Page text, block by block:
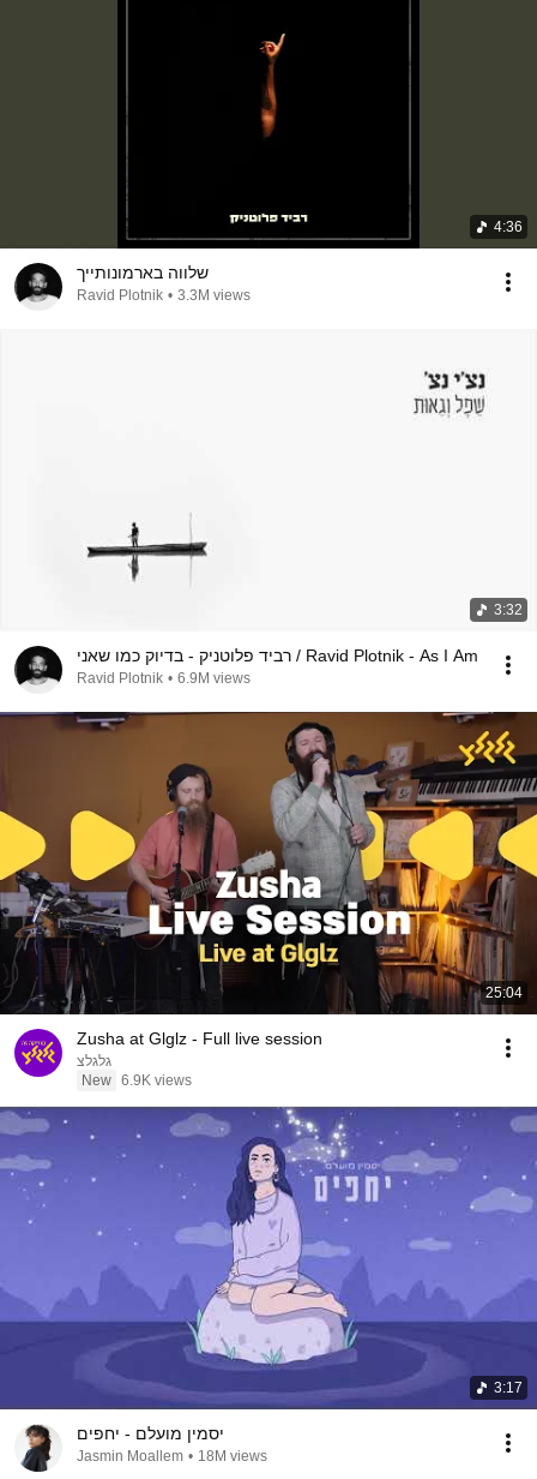
4:36
‏שלווה בארמונותייך
Ravid Plotnik • 3.3M views
3:32
רביד פלוטניק - בדיוק כמו שאני / Ravid Plotnik - As I Am
Ravid Plotnik • 6.9M views
25:04
Zusha at Glglz - Full live session
גלגלצ
New 6.9K views
3:17
יסמין מועלם - יחפים
Jasmin Moallem • 18M views